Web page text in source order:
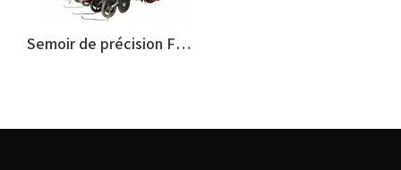
Semoir de précision FMWORLD pour semoir sans labour à aspiration d'air de blé